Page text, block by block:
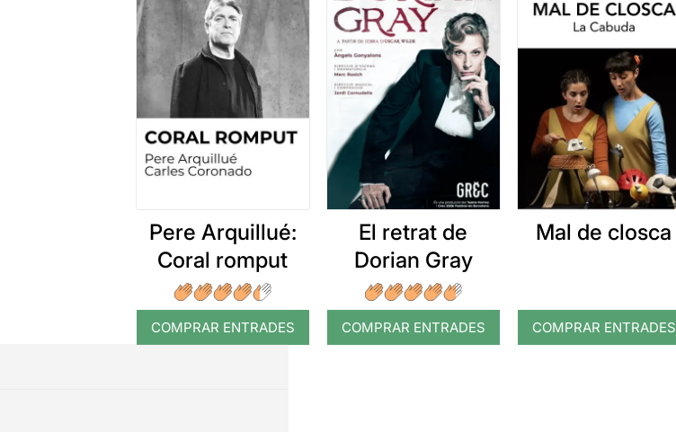
Pere Arquillué:
Coral romput
COMPRAR ENTRADES
El retrat de
Dorian Gray
COMPRAR ENTRADES
Mal de closca
COMPRAR ENTRADES